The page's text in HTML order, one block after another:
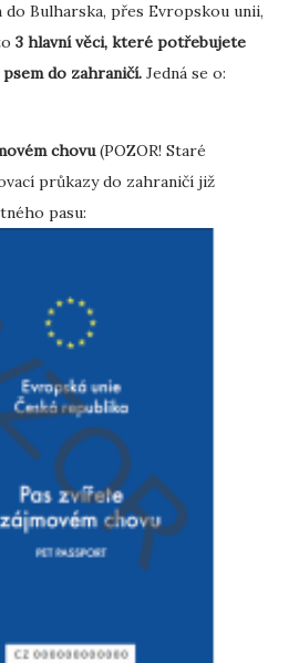
Bulharska, přes Evropskou unii,
3 hlavní věci, které potřebujete
do zahraničí. Jedná se o:
chovu(POZOR! Staré
průkazy do zahraničí již
pasu: